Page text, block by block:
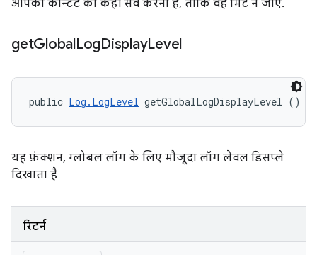
आपको कॉन्टेंट को कहीं सेव करना है, ताकि वह मिट न जाए.
getGlobalLogDisplayLevel
public Log.LogLevel getGlobalLogDisplayLevel ()
यह फ़ंक्शन, ग्लोबल लॉग के लिए मौजूदा लॉग लेवल डिसप्ले
दिखाता है
रिटर्न